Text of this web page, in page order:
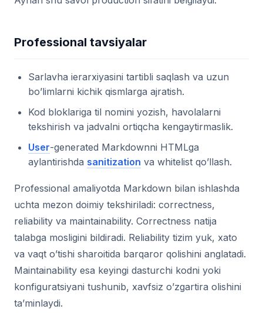
Professional tavsiyalar
Sarlavha ierarxiyasini tartibli saqlash va uzun
bo’limlarni kichik qismlarga ajratish.
Kod bloklariga til nomini yozish, havolalarni
tekshirish va jadvalni ortiqcha kengaytirmaslik.
User-generated Markdownni HTMLga
aylantirishda sanitization va whitelist qo’llash.
Professional amaliyotda Markdown bilan ishlashda
uchta mezon doimiy tekshiriladi: correctness,
reliability va maintainability. Correctness natija
talabga mosligini bildiradi. Reliability tizim yuk, xato
va vaqt o’tishi sharoitida barqaror qolishini anglatadi.
Maintainability esa keyingi dasturchi kodni yoki
konfiguratsiyani tushunib, xavfsiz o’zgartira olishini
ta’minlaydi.